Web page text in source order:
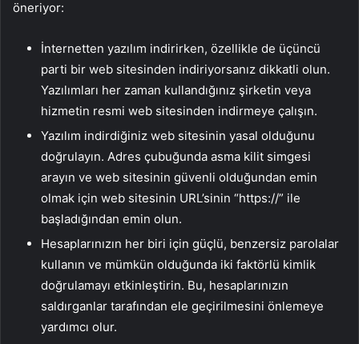
öneriyor:
İnternetten yazılım indirirken, özellikle de üçüncü
parti bir web sitesinden indiriyorsanız dikkatli olun.
Yazılımları her zaman kullandığınız şirketin veya
hizmetin resmi web sitesinden indirmeye çalışın.
Yazılım indirdiğiniz web sitesinin yasal olduğunu
doğrulayın. Adres çubuğunda asma kilit simgesi
arayın ve web sitesinin güvenli olduğundan emin
olmak için web sitesinin URL’sinin “https://” ile
başladığından emin olun.
Hesaplarınızın her biri için güçlü, benzersiz parolalar
kullanın ve mümkün olduğunda iki faktörlü kimlik
doğrulamayı etkinleştirin. Bu, hesaplarınızın
saldırganlar tarafından ele geçirilmesini önlemeye
yardımcı olur.